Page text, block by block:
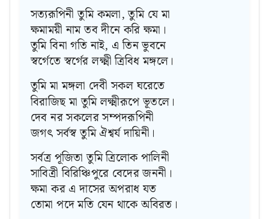
সত্যরূপিনী তুমি কমলা, তুমি যে মা
ক্ষমাময়ী নাম তব দীনে করি ক্ষমা।
তুমি বিনা গতি নাই, এ তিন ভুবনে
স্বর্গেতে স্বর্গের লক্ষ্মী ত্রিবিধ মঙ্গলে।
তুমি মা মঙ্গলা দেবী সকল ঘরেতে
বিরাজিছ মা তুমি লক্ষ্মীরূপে ভূতলে।
দেব নর সকলের সম্পদরূপিনী
জগৎ সর্বস্ব তুমি ঐশ্বর্য দায়িনী।
সর্বত্র পূজিতা তুমি ত্রিলোক পালিনী
সাবিত্রী বিরিঞ্চিপুরে বেদের জননী।
ক্ষমা কর এ দাসের অপরাধ যত
তোমা পদে মতি যেন থাকে অবিরত।